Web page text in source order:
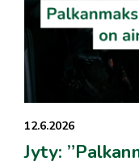
12.6.2026
Jyty: